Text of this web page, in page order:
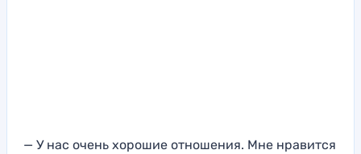
— У нас очень хорошие отношения. Мне нравится